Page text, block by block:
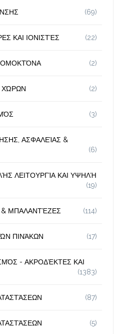
(69)
ΚΑΙ ΙΟΝΙΣΤΈΣ (22)
(2)
(2)
(3)
ΑΣΦΑΛΕΊΑΣ &
(6)
ΛΕΙΤΟΥΡΓΊΑ ΚΑΙ ΥΨΗΛΉ
(19)
& ΜΠΑΛΑΝΤΈΖΕΣ (114)
ΠΙΝΆΚΩΝ (17)
- ΑΚΡΟΔΈΚΤΕΣ ΚΑΙ
(1383)
(87)
(5)